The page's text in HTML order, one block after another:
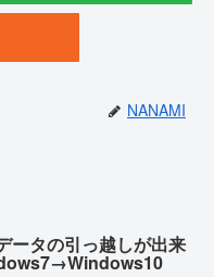
NANAMI
ータの引っ越しが出来